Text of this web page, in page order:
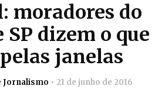
moradores do
SP dizem o que
janelas
Jornalismo 21 de junho de 2016